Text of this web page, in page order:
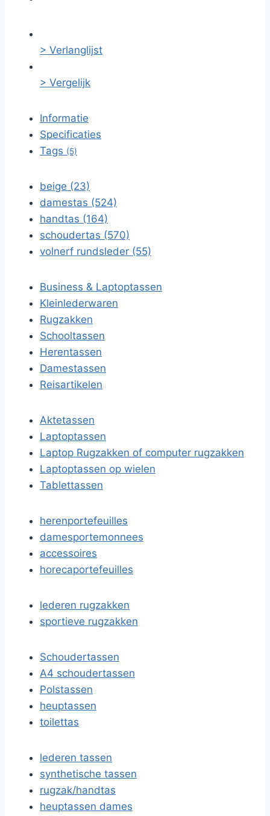
> Verlanglijst
> Vergelijk
Informatie
Specificaties
Tags (5)
beige (23)
damestas (524)
handtas (164)
schoudertas (570)
volnerf rundsleder (55)
Business & Laptoptassen
Kleinlederwaren
Rugzakken
Schooltassen
Herentassen
Damestassen
Reisartikelen
Aktetassen
Laptoptassen
Laptop Rugzakken of computer rugzakken
Laptoptassen op wielen
Tablettassen
herenportefeuilles
damesportemonnees
accessoires
horecaportefeuilles
lederen rugzakken
sportieve rugzakken
Schoudertassen
A4 schoudertassen
Polstassen
heuptassen
toilettas
lederen tassen
synthetische tassen
rugzak/handtas
heuptassen dames